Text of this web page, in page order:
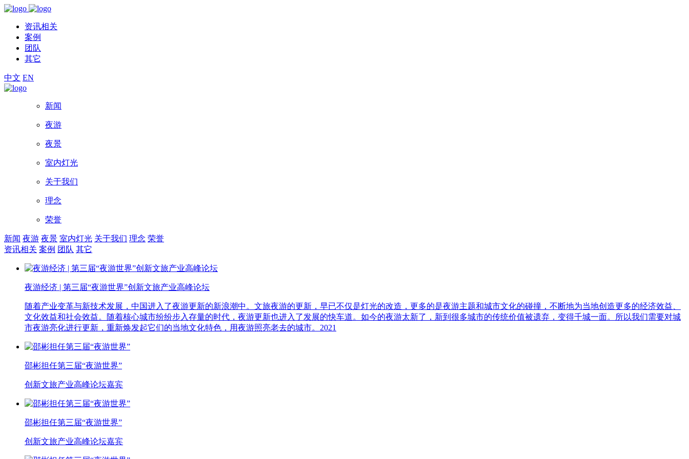
资讯相关
案例
团队
其它
中文 EN
新闻
夜游
夜景
室内灯光
关于我们
理念
荣誉
新闻 夜游 夜景 室内灯光 关于我们 理念 荣誉
资讯相关 案例 团队 其它
夜游经济 | 第三届“夜游世界”创新文旅产业高峰论坛
随着产业变革与新技术发展，中国进入了夜游更新的新浪潮中。文旅夜游的更新，早已不仅是灯光的改造，更多的是夜游主题和城市文化的碰撞，不断地为当地创造更多的经济效益、
文化效益和社会效益。随着核心城市纷纷步入存量的时代，夜游更新也进入了发展的快车道。如今的夜游太新了，新到很多城市的传统价值被遗弃，变得千城一面。所以我们需要对城
市夜游亮化进行更新，重新焕发起它们的当地文化特色，用夜游照亮老去的城市。2021
邵彬担任第三届“夜游世界”
创新文旅产业高峰论坛嘉宾
邵彬担任第三届“夜游世界”
创新文旅产业高峰论坛嘉宾